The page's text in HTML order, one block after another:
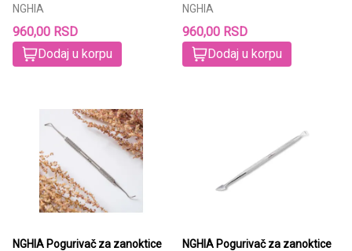
NGHIA
960,00 RSD
Dodaj u korpu
NGHIA
960,00 RSD
Dodaj u korpu
NGHIA Pogurivač za zanoktice
NGHIA Pogurivač za zanoktice